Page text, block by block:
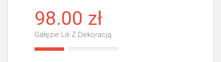
98.00 zł
Gałęzie Lili Z Dekoracją